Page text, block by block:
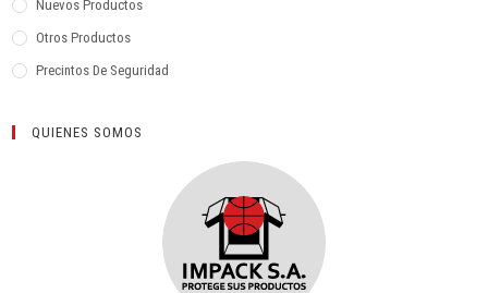
Nuevos Productos
Otros Productos
Precintos De Seguridad
QUIENES SOMOS